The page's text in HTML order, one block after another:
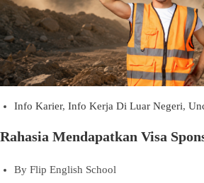
Info Karier, Info Kerja Di Luar Negeri,
Rahasia Mendapatkan Visa
By Flip English School